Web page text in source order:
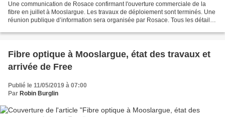
Une communication de Rosace confirmant l'ouverture commerciale de la
fibre en juillet à Mooslargue. Les travaux de déploiement sont terminés. Une
réunion publique d’information sera organisée par Rosace. Tous les détails
Fibre optique à Mooslargue, état des travaux et
arrivée de Free
Publié le 11/05/2019 à 07:00
Par Robin Burglin